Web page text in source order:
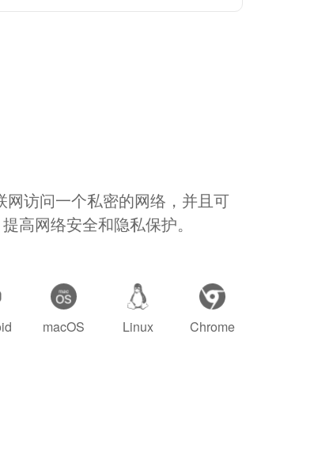
访问一个私密的网络，并且可
高网络安全和隐私保护。
macOS Linux Chrome